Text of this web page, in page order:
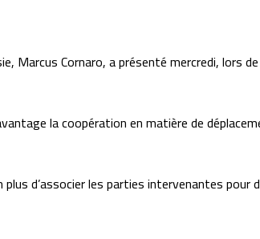
Marcus Cornaro, a présenté mercredi,
la coopération en matière de
d’associer les parties intervenantes